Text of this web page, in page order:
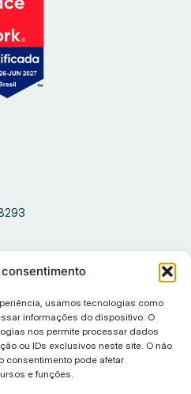
usamos tecnologias como
informações do dispositivo. O
nos permite processar dados
ou IDs exclusivos neste site. O não
consentimento pode afetar
e funções.
– SC